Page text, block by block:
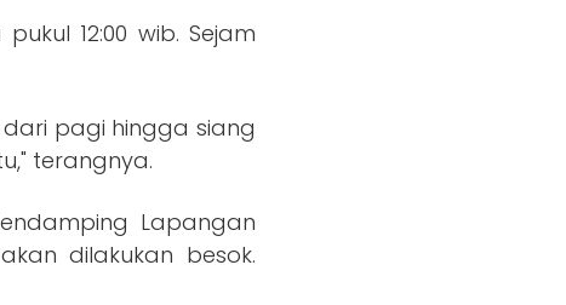
12:00 wib. Sejam
pagi hingga siang
terangnya.
Lapangan
dilakukan besok.